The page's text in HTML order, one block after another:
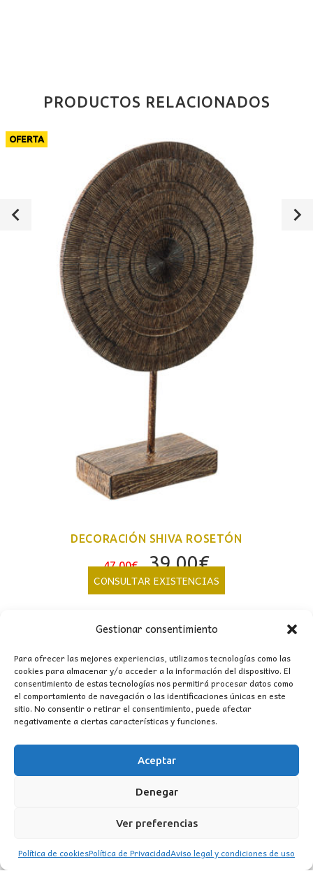
Gestionar consentimiento
Para ofrecer las mejores experiencias, utilizamos tecnologías como las
cookies para almacenar y/o acceder a la información del dispositivo. El
consentimiento de estas tecnologías nos permitirá procesar datos como
el comportamiento de navegación o las identificaciones únicas en este
sitio. No consentir o retirar el consentimiento, puede afectar
negativamente a ciertas características y funciones.
Aceptar
Denegar
Ver preferencias
Política de cookiesPolítica de PrivacidadAviso legal y condiciones de uso
PRODUCTOS RELACIONADOS
OFERTA
DECORACIÓN SHIVA ROSETÓN
47,00€
El
precio
original
era:
47,00€.
39,00€El
precio
actual
es:
39,00€.
CONSULTAR EXISTENCIAS
CONTACTO
WhatsApp
TikTok
Instagram